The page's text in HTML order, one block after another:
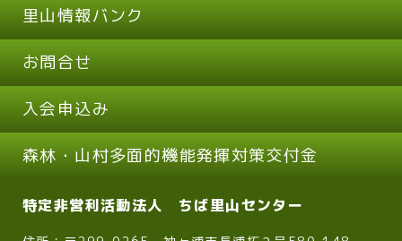
里山情報バンク
お問合せ
入会申込み
森林・山村多面的機能発揮対策交付金
特定非営利活動法人 ちば里山センター